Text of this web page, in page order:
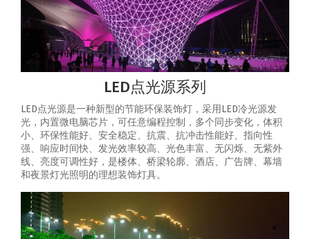
LED点光源系列
LED点光源是一种新型的节能环保装饰灯，采用LED冷光源发
光，内置微电脑芯片，可任意编程控制，多个同步变化，体积
小、环保性能好、安全稳定、抗震、抗冲击性能好、指向性
强、响应时间快、发光效率较高、光色丰富、无闪烁、无紫外
线、亮度可调性好，是楼体、桥梁轮廓、酒店、广告牌、幕墙
和夜景灯光照明的理想装饰灯具。